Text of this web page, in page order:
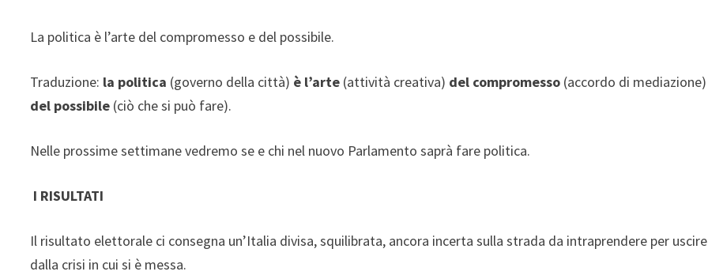
La politica è l’arte del compromesso e del possibile.
Traduzione: la politica (governo della città) è l’arte (attività creativa) del compromesso (accordo di mediazione)
del possibile (ciò che si può fare).
Nelle prossime settimane vedremo se e chi nel nuovo Parlamento saprà fare politica.
I RISULTATI
Il risultato elettorale ci consegna un’Italia divisa, squilibrata, ancora incerta sulla strada da intraprendere per uscire
dalla crisi in cui si è messa.